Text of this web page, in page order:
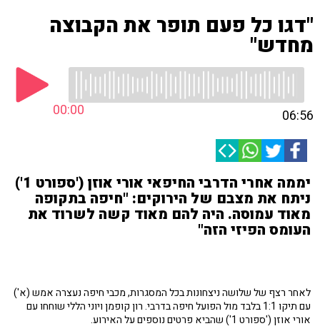
"דגו כל פעם תופר את הקבוצה
מחדש"
00:00 06:56
יממה אחרי הדרבי החיפאי אורי אוזן ('ספורט 1')
ניתח את מצבם של הירוקים: "חיפה בתקופה
מאוד עמוסה. היה להם מאוד קשה לשרוד את
העומס הפיזי הזה"
לאחר רצף של שלושה ניצחונות בכל המסגרות, מכבי חיפה נעצרה אמש (א')
עם תיקו 1:1 בלבד מול הפועל חיפה בדרבי. רון קופמן ויוני הללי שוחחו עם
אורי אוזן ('ספורט 1') שהביא פרטים נוספים על האירוע.